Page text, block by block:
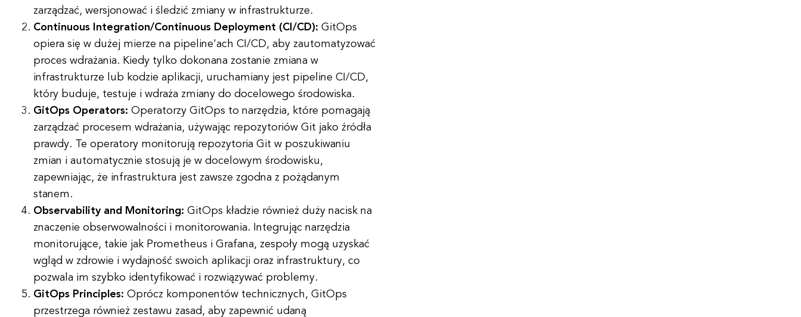
zarządzać, wersjonować i śledzić zmiany w infrastrukturze.
Continuous Integration/Continuous Deployment (CI/CD): GitOps
opiera się w dużej mierze na pipeline'ach CI/CD, aby zautomatyzować
proces wdrażania. Kiedy tylko dokonana zostanie zmiana w
infrastrukturze lub kodzie aplikacji, uruchamiany jest pipeline CI/CD,
który buduje, testuje i wdraża zmiany do docelowego środowiska.
GitOps Operators: Operatorzy GitOps to narzędzia, które pomagają
zarządzać procesem wdrażania, używając repozytoriów Git jako źródła
prawdy. Te operatory monitorują repozytoria Git w poszukiwaniu
zmian i automatycznie stosują je w docelowym środowisku,
zapewniając, że infrastruktura jest zawsze zgodna z pożądanym
stanem.
Observability and Monitoring: GitOps kładzie również duży nacisk na
znaczenie obserwowalności i monitorowania. Integrując narzędzia
monitorujące, takie jak Prometheus i Grafana, zespoły mogą uzyskać
wgląd w zdrowie i wydajność swoich aplikacji oraz infrastruktury, co
pozwala im szybko identyfikować i rozwiązywać problemy.
GitOps Principles: Oprócz komponentów technicznych, GitOps
przestrzega również zestawu zasad, aby zapewnić udaną